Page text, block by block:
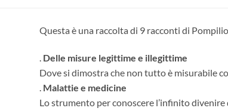
Questa è una raccolta di 9 racconti di
. Delle misure legittime e illegittime
Dove si dimostra che non tutto è misurabile
. Malattie e medicine
Lo strumento per conoscere l’infinito